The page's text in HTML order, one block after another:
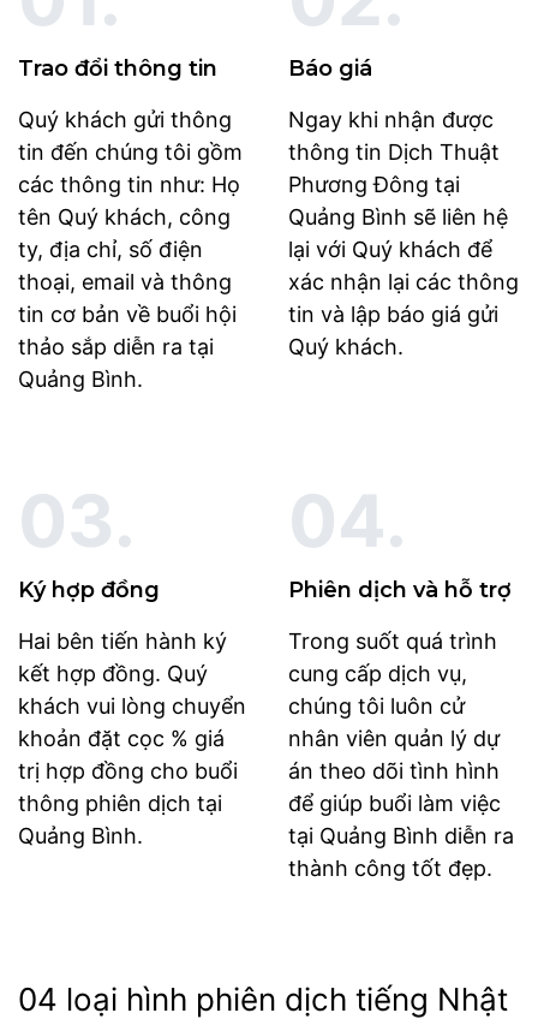
Trao đổi thông tin
Quý khách gửi thông
tin đến chúng tôi gồm
các thông tin như: Họ
tên Quý khách, công
ty, địa chỉ, số điện
thoại, email và thông
tin cơ bản về buổi hội
thảo sắp diễn ra tại
Quảng Bình.
Báo giá
Ngay khi nhận được
thông tin Dịch Thuật
Phương Đông tại
Quảng Bình sẽ liên hệ
lại với Quý khách để
xác nhận lại các thông
tin và lập báo giá gửi
Quý khách.
03.
Ký hợp đồng
Hai bên tiến hành ký
kết hợp đồng. Quý
khách vui lòng chuyển
khoản đặt cọc % giá
trị hợp đồng cho buổi
thông phiên dịch tại
Quảng Bình.
04.
Phiên dịch và hỗ trợ
Trong suốt quá trình
cung cấp dịch vụ,
chúng tôi luôn cử
nhân viên quản lý dự
án theo dõi tình hình
để giúp buổi làm việc
tại Quảng Bình diễn ra
thành công tốt đẹp.
04 loại hình phiên dịch tiếng Nhật